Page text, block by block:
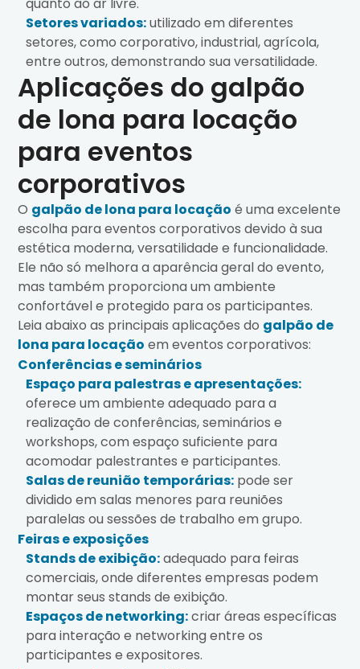
Setores variados:utilizado em diferentes
setores, como corporativo, industrial, agrícola,
entre outros, demonstrando sua versatilidade.
Aplicações do galpão
de lona para locação
para eventos
corporativos
O galpão de lona para locação é uma excelente
escolha para eventos corporativos devido à sua
estética moderna, versatilidade e funcionalidade.
Ele não só melhora a aparência geral do evento,
mas também proporciona um ambiente
confortável e protegido para os participantes.
Leia abaixo as principais aplicações do galpão de
lona para locação em eventos corporativos:
Conferências e seminários
Espaço para palestras e apresentações:
oferece um ambiente adequado para a
realização de conferências, seminários e
workshops, com espaço suficiente para
acomodar palestrantes e participantes.
Salas de reunião temporárias: pode ser
dividido em salas menores para reuniões
paralelas ou sessões de trabalho em grupo.
Feiras e exposições
Stands de exibição:adequado para feiras
comerciais, onde diferentes empresas podem
montar seus stands de exibição.
Espaços de networking:criar áreas específicas
para interação e networking entre os
participantes e expositores.